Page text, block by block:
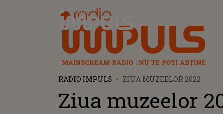
Radio Impuls
RADIO IMPULS ZIUA MUZEELOR 2022
Ziua muzeelor